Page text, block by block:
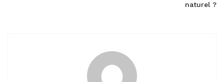
naturel ?